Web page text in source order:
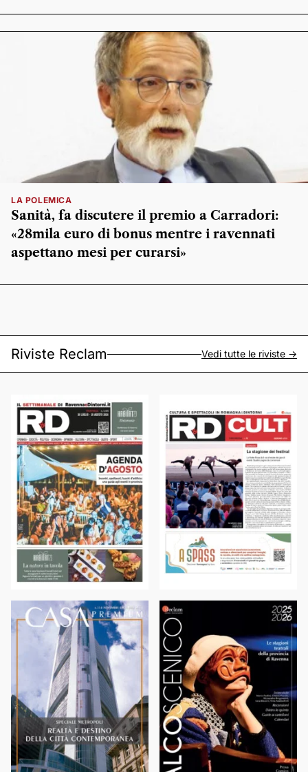
LA POLEMICA
Sanità, fa discutere il premio a Carradori:
«28mila euro di bonus mentre i ravennati
aspettano mesi per curarsi»
Riviste Reclam Vedi tutte le riviste ->